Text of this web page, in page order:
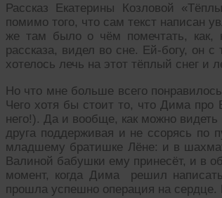
Рассказ Екатерины Козловой
помимо того, что сам текст написан
же там было о чём помечтать, как,
рассказа, видел во сне. Ей-богу, он
хотелось лечь на этот тёплый снег и
Но что мне больше всего
Чего хотя бы стоит то, что Дима про
него!). Да и вообще, как можно видеть
друга поддерживая и не ссорясь по
младшему братишке Лёне: и в
Валиной бабушки ему принесёт, и в
момент, когда Дима решил
прошла успешно операция на